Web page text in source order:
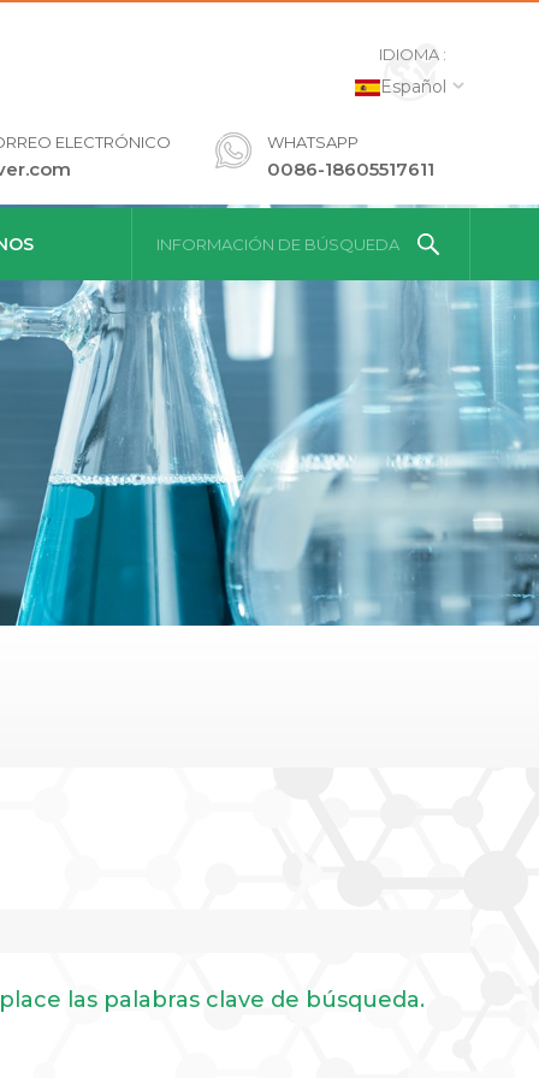
IDIOMA :
Español
ELECTRÓNICO WHATSAPP
0086-18605517611
INFORMACIÓN DE BÚSQUEDA
las palabras clave de búsqueda.